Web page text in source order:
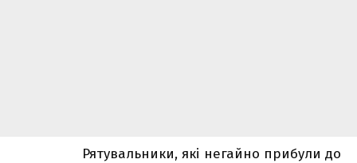
Рятувальники, які негайно прибули до